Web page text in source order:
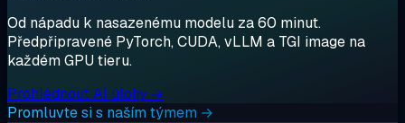
Od nápadu k nasazenému modelu za 60 minut.
Předpřipravené PyTorch, CUDA, vLLM a TGI image na
každém GPU tieru.
Prohlédnout AI úlohy →
Promluvte si s naším týmem →